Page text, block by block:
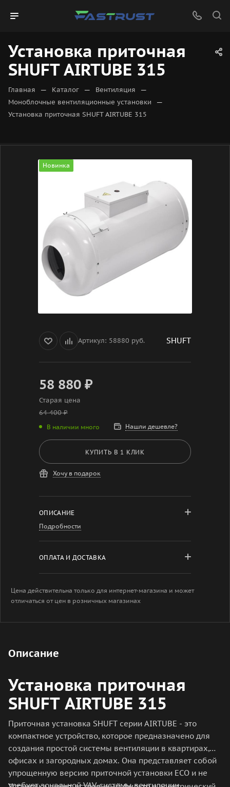
Установка приточная
SHUFT AIRTUBE 315
Главная — Каталог — Вентиляция —
Моноблочные вентиляционные установки —
Установка приточная SHUFT AIRTUBE 315
Новинка
Артикул: 58880 руб. SHUFT
58 880 ₽
Старая цена
64 400₽
В наличии много Нашли дешевле?
КУПИТЬ В 1 КЛИК
Хочу в подарок
ОПИСАНИЕ
Подробности
ОПЛАТА И ДОСТАВКА
Цена действительна только для интернет-магазина и может
отличаться от цен в розничных магазинах
Описание
Установка приточная
SHUFT AIRTUBE 315
Приточная установка SHUFT серии AIRTUBE - это
компактное устройство, которое предназначено для
создания простой системы вентиляции в квартирах,
офисах и загородных домах. Она представляет собой
упрощенную версию приточной установки ECO и не